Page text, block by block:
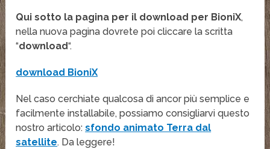
Qui sotto la pagina per il download per BioniX,
nella nuova pagina dovrete poi cliccare la scritta
“download“.
download BioniX
Nel caso cerchiate qualcosa di ancor più semplice e
facilmente installabile, possiamo consigliarvi questo
nostro articolo:sfondo animato Terra dal
satellite. Da leggere!